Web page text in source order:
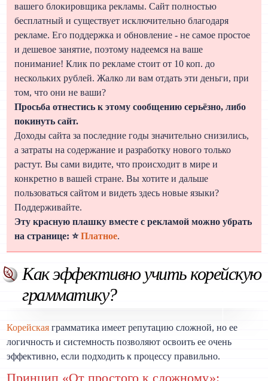
вашего блокировщика рекламы. Сайт полностью
бесплатный и существует исключительно благодаря
рекламе. Его поддержка и обновление - не самое простое
и дешевое занятие, поэтому надеемся на ваше
понимание! Клик по рекламе стоит от 10 коп. до
нескольких рублей. Жалко ли вам отдать эти деньги, при
том, что они не ваши?
Просьба отнестись к этому сообщению серьёзно, либо
покинуть сайт.
Доходы сайта за последние годы значительно снизились,
а затраты на содержание и разработку нового только
растут. Вы сами видите, что происходит в мире и
конкретно в вашей стране. Вы хотите и дальше
пользоваться сайтом и видеть здесь новые языки?
Поддерживайте.
Эту красную плашку вместе с рекламой можно убрать
на странице: ⭐Платное.
Как эффективно учить корейскую
грамматику?
Корейская грамматика имеет репутацию сложной, но ее
логичность и системность позволяют освоить ее очень
эффективно, если подходить к процессу правильно.
Принцип «От простого к сложному»: